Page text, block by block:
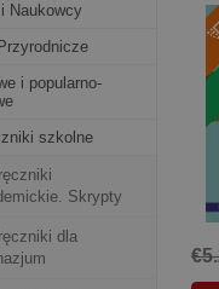
Naukowcy
i popularno-
szkolne
Skrypty
dla